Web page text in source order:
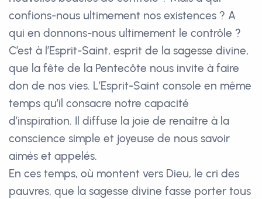
confions-nous ultimement nos existences ? A
qui en donnons-nous ultimement le contrôle ?
C’est à l’Esprit-Saint, esprit de la sagesse divine,
que la fête de la Pentecôte nous invite à faire
don de nos vies. L’Esprit-Saint console en même
temps qu’il consacre notre capacité
d’inspiration. Il diffuse la joie de renaître à la
conscience simple et joyeuse de nous savoir
aimés et appelés.
En ces temps, où montent vers Dieu, le cri des
pauvres, que la sagesse divine fasse porter tous